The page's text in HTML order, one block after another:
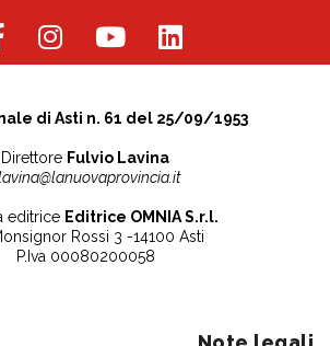
di Asti n. 61 del 25/09/1953
Direttore Fulvio Lavina
editrice Editrice OMNIA S.r.l.
Rossi 3 -14100 Asti
P.Iva 00080200058